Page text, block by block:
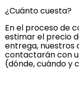
¿Cuánto cuesta?
En el proceso de
estimar el precio
entrega, nuestros
contactarán con
(dónde, cuándo y